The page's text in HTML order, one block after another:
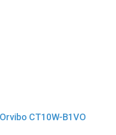
CT10W-B1VO